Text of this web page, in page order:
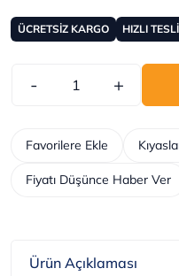
ÜCRETSİZ KARGO HIZLI
- +
Favorilere Ekle
Fiyatı Düşünce Haber Ver
Ürün Açıklaması